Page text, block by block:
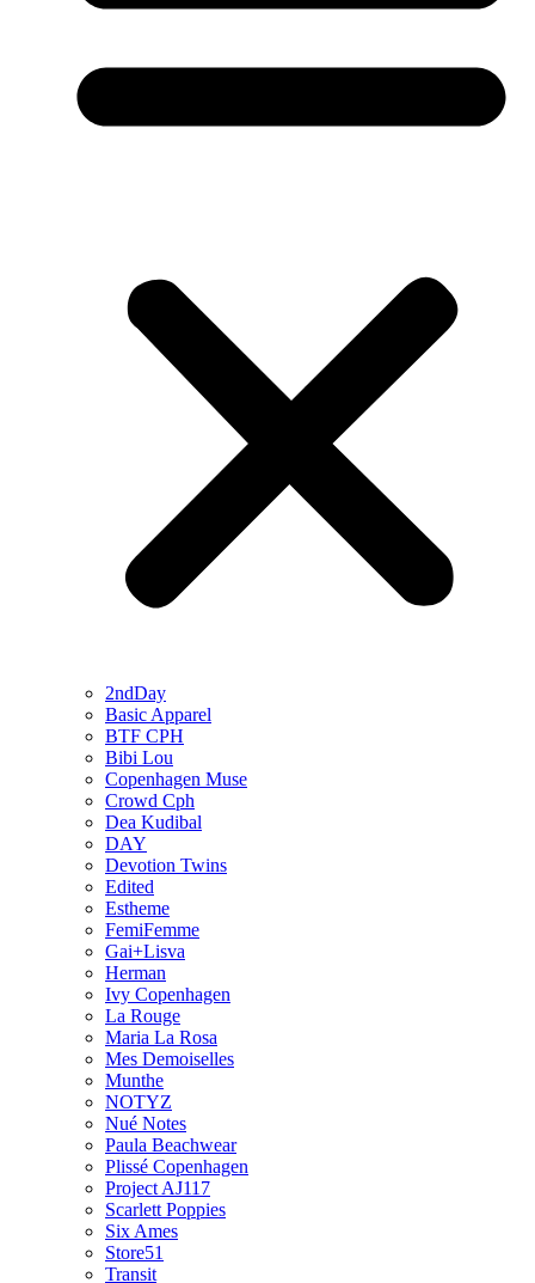
2ndDay
Basic Apparel
BTF CPH
Bibi Lou
Copenhagen Muse
Crowd Cph
Dea Kudibal
DAY
Devotion Twins
Edited
Estheme
FemiFemme
Gai+Lisva
Herman
Ivy Copenhagen
La Rouge
Maria La Rosa
Mes Demoiselles
Munthe
NOTYZ
Nué Notes
Paula Beachwear
Plissé Copenhagen
Project AJ117
Scarlett Poppies
Six Ames
Store51
Transit